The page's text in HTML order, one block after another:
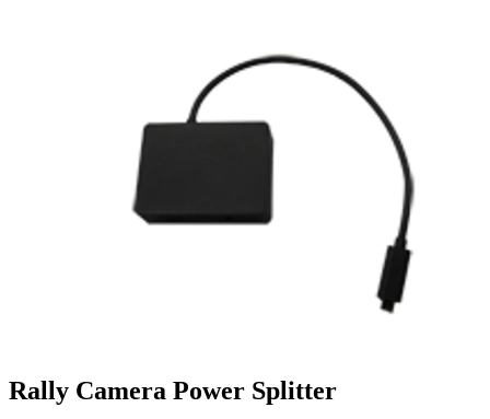
Rally Camera Power Splitter